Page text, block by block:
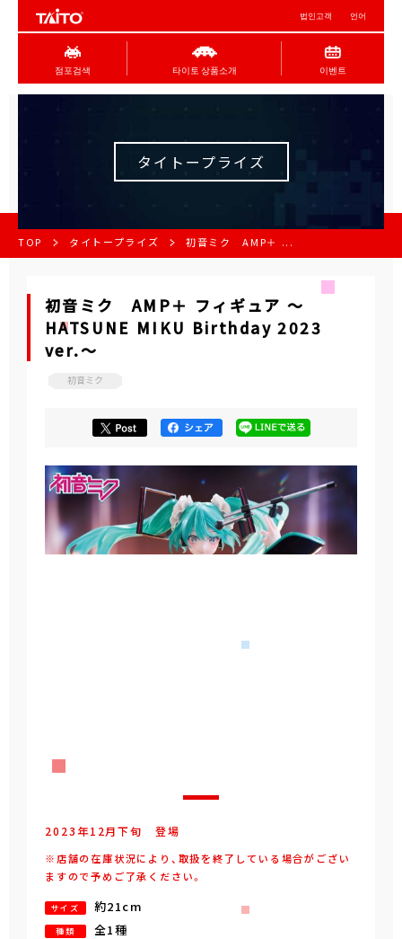
법인고객 언어
점포검색 타이토 상품소개 이벤트
タイトープライズ
TOP タイトープライズ 初音ミク AMP＋ ...
初音ミク AMP＋ フィギュア ～
HATSUNE MIKU Birthday 2023
ver.～
初音ミク
2023年12月下旬 登場
※店舗の在庫状況により、取扱を終了している場合がござい
ますので予めご了承ください。
サイズ 約21cm
種類 全1種